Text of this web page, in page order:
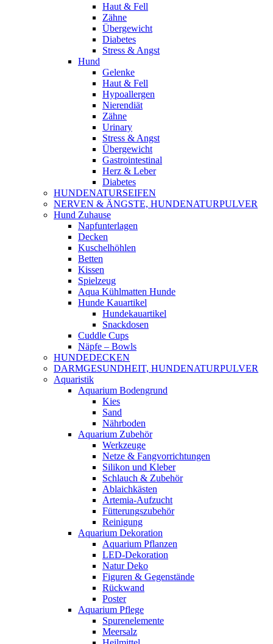
Haut & Fell
Zähne
Übergewicht
Diabetes
Stress & Angst
Hund
Gelenke
Haut & Fell
Hypoallergen
Nierendiät
Zähne
Urinary
Stress & Angst
Übergewicht
Gastrointestinal
Herz & Leber
Diabetes
HUNDENATURSEIFEN
NERVEN & ÄNGSTE, HUNDENATURPULVER
Hund Zuhause
Napfunterlagen
Decken
Kuschelhöhlen
Betten
Kissen
Spielzeug
Aqua Kühlmatten Hunde
Hunde Kauartikel
Hundekauartikel
Snackdosen
Cuddle Cups
Näpfe – Bowls
HUNDEDECKEN
DARMGESUNDHEIT, HUNDENATURPULVER
Aquaristik
Aquarium Bodengrund
Kies
Sand
Nährboden
Aquarium Zubehör
Werkzeuge
Netze & Fangvorrichtungen
Silikon und Kleber
Schlauch & Zubehör
Ablaichkästen
Artemia-Aufzucht
Fütterungszubehör
Reinigung
Aquarium Dekoration
Aquarium Pflanzen
LED-Dekoration
Natur Deko
Figuren & Gegenstände
Rückwand
Poster
Aquarium Pflege
Spurenelemente
Meersalz